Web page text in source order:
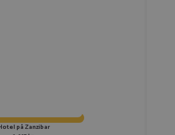
på Zanzibar